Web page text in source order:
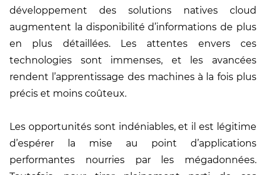
développement des solutions natives cloud
augmentent la disponibilité d’informations de plus
en plus détaillées. Les attentes envers ces
technologies sont immenses, et les avancées
rendent l’apprentissage des machines à la fois plus
précis et moins coûteux.
Les opportunités sont indéniables, et il est légitime
d’espérer la mise au point d’applications
performantes nourries par les mégadonnées.